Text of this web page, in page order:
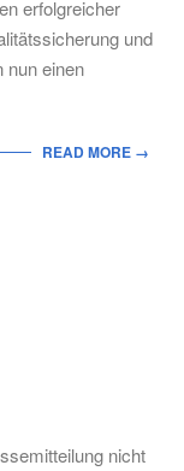
erfolgreicher
und
nun einen
READ MORE →
nicht